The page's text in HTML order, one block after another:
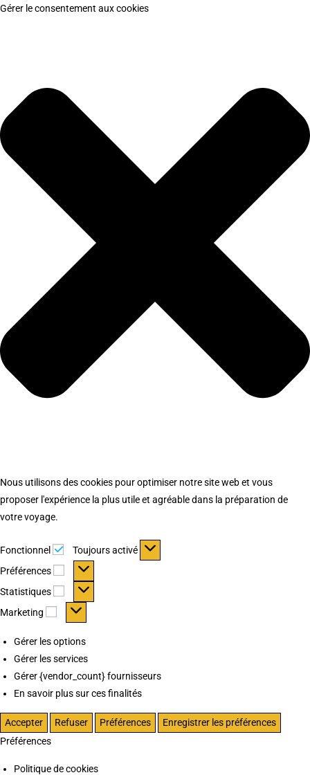
Gérer le consentement aux cookies
Nous utilisons des cookies pour optimiser notre site web et vous
proposer l'expérience la plus utile et agréable dans la préparation de
votre voyage.
Fonctionnel Fonctionnel
Toujours activé
Préférences
Préférences
Statistiques Statistiques
Marketing Marketing
Gérer les options
Gérer les services
Gérer {vendor_count} fournisseurs
En savoir plus sur ces finalités
Accepter Refuser Préférences
Enregistrer les préférences
Préférences
Politique de cookies